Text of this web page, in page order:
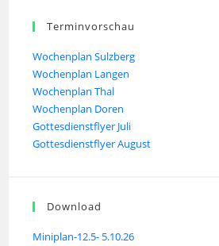
Terminvorschau
Wochenplan Sulzberg
Wochenplan Langen
Wochenplan Thal
Wochenplan Doren
Gottesdienstflyer Juli
Gottesdienstflyer August
Download
Miniplan-12.5- 5.10.26